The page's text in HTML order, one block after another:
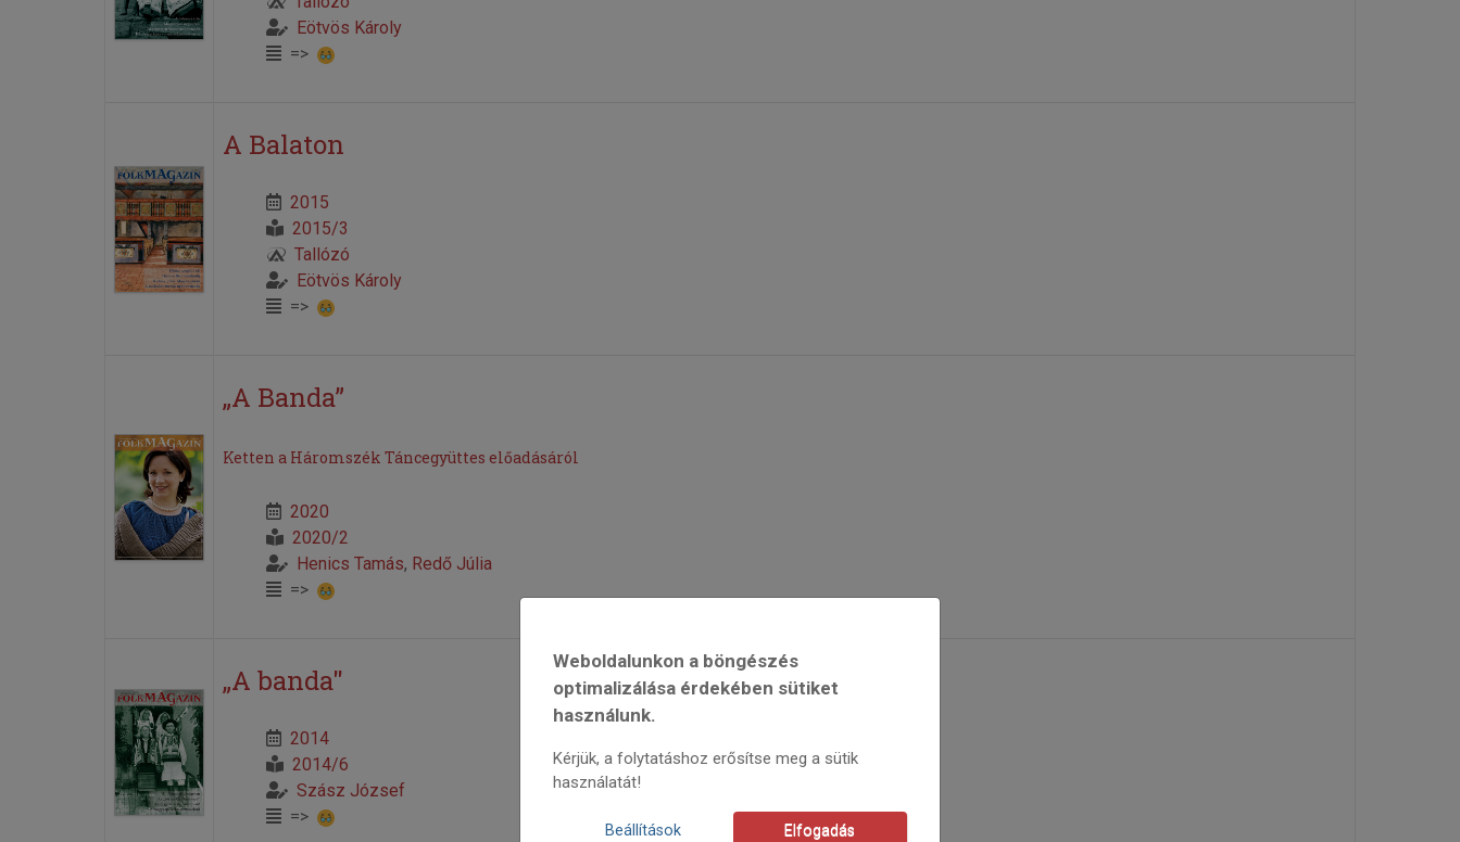
Eötvös Károly
=>
A Balaton
2015
2015/3
Tallózó
Eötvös Károly
=>
„A Banda”
Ketten a Háromszék Táncegyüttes előadásáról
2020
2020/2
Henics Tamás, Redő Júlia
=>
„A banda"
2014
2014/6
Szász József
=>
Weboldalunkon a böngészés
optimalizálása érdekében sütiket
használunk.
Kérjük, a folytatáshoz erősítse meg a sütik
használatát!
Beállítások Elfogadás